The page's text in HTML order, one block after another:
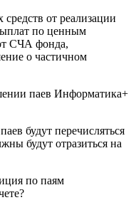
от реализации
по ценным
СЧА фонда,
о частичном
паев Информатика+
будут перечисляться
будут отразиться на
по паям